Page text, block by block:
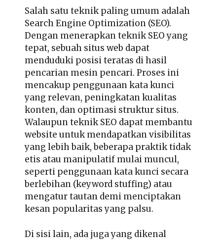
Salah satu teknik paling umum adalah
Search Engine Optimization (SEO).
Dengan menerapkan teknik SEO yang
tepat, sebuah situs web dapat
menduduki posisi teratas di hasil
pencarian mesin pencari. Proses ini
mencakup penggunaan kata kunci
yang relevan, peningkatan kualitas
konten, dan optimasi struktur situs.
Walaupun teknik SEO dapat membantu
website untuk mendapatkan visibilitas
yang lebih baik, beberapa praktik tidak
etis atau manipulatif mulai muncul,
seperti penggunaan kata kunci secara
berlebihan (keyword stuffing) atau
mengatur tautan demi menciptakan
kesan popularitas yang palsu.
Di sisi lain, ada juga yang dikenal